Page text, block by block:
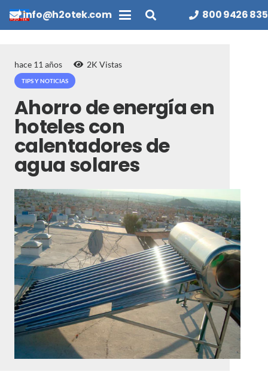
info@h2otek.com 800 9426 835
hace 11 años 2K Vistas
TIPS Y NOTICIAS
Ahorro de energía en
hoteles con
calentadores de
agua solares